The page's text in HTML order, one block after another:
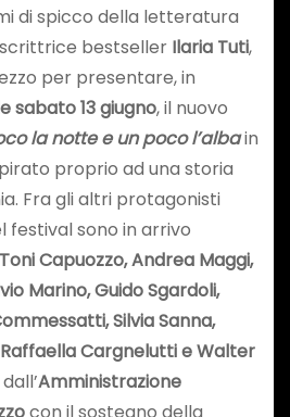
di spicco della letteratura
bestseller Ilaria Tuti,
per presentare, in
sabato 13 giugno, il nuovo
la notte e un poco l’albain
proprio ad una storia
Fra gli altri protagonisti
festival sono in arrivo
Capuozzo, Andrea Maggi,
Marino, Guido Sgardoli,
Silvia Sanna,
Cargnelutti e Walter
Amministrazione
con il sostegno della